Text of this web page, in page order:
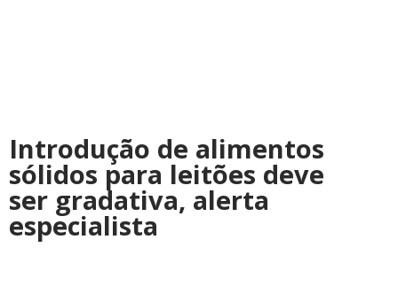
Introdução de alimentos
sólidos para leitões deve
ser gradativa, alerta
especialista